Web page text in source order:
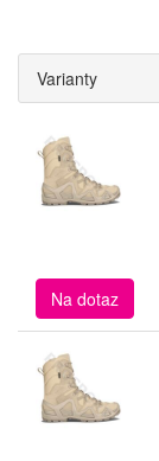
Varianty
Na dotaz